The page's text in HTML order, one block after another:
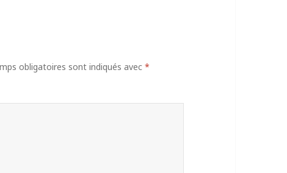
obligatoires sont indiqués avec*